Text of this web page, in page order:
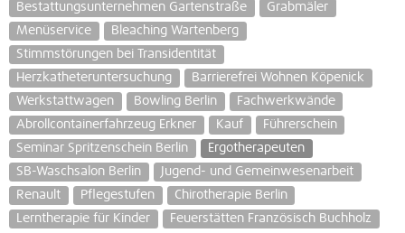
Bestattungsunternehmen Gartenstraße
Grabmäler
Menüservice
Bleaching Wartenberg
Stimmstörungen bei Transidentität
Herzkatheteruntersuchung
Barrierefrei Wohnen Köpenick
Werkstattwagen
Bowling Berlin
Fachwerkwände
Abrollcontainerfahrzeug Erkner
Kauf
Führerschein
Seminar Spritzenschein Berlin
Ergotherapeuten
SB-Waschsalon Berlin
Jugend- und Gemeinwesenarbeit
Renault
Pflegestufen
Chirotherapie Berlin
Lerntherapie für Kinder
Feuerstätten Französisch Buchholz